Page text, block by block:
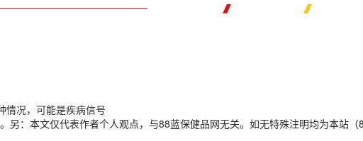
情况，可能是疾病信号
：本文仅代表作者个人观点，与88蓝保健品网无关。如无特殊注明均为本站